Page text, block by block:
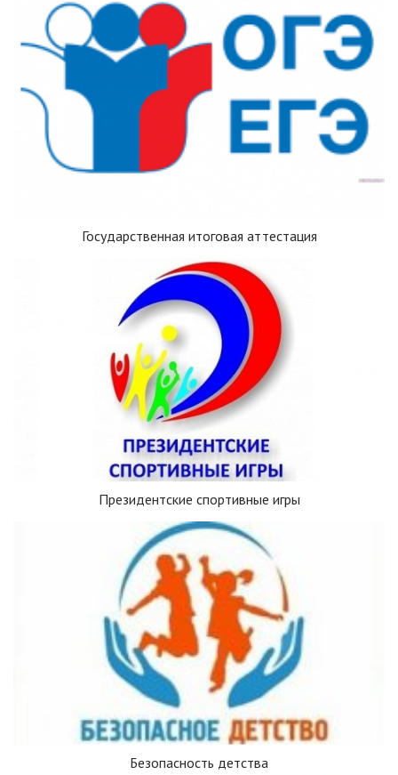
Государственная итоговая аттестация
Президентские спортивные игры
Безопасность детства